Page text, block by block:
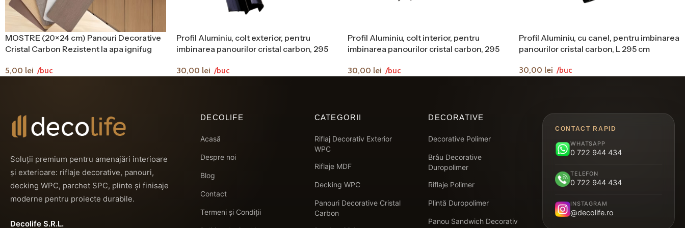
MOSTRE (20×24 cm) Panouri Decorative
Cristal Carbon Rezistent la apa ignifug
5,00 lei /buc
Profil Aluminiu, colt exterior, pentru
imbinarea panourilor cristal carbon, 295
30,00 lei /buc
Profil Aluminiu, colt interior, pentru
imbinarea panourilor cristal carbon, 295
30,00 lei /buc
Profil Aluminiu, cu canel, pentru imbinarea
panourilor cristal carbon, L 295 cm
30,00 lei /buc
Soluții premium pentru amenajări interioare
și exterioare: riflaje decorative, panouri,
decking WPC, parchet SPC, plinte și finisaje
moderne pentru proiecte durabile.
Decolife S.R.L.
DECOLIFE
Acasă
Despre noi
Blog
Contact
Termeni și Condiții
CATEGORII
Riflaj Decorativ Exterior
WPC
Riflaje MDF
Decking WPC
Panouri Decorative Cristal
Carbon
DECORATIVE
Decorative Polimer
Brâu Decorative
Duropolimer
Riflaje Polimer
Plintă Duropolimer
Panou Sandwich Decorativ
CONTACT RAPID
WHATSAPP
0 722 944 434
TELEFON
0 722 944 434
INSTAGRAM
@decolife.ro